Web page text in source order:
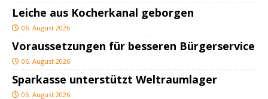
Leiche aus Kocherkanal geborgen
06. August 2026
Voraussetzungen für besseren Bürgerservice
06. August 2026
Sparkasse unterstützt Weltraumlager
05. August 2026